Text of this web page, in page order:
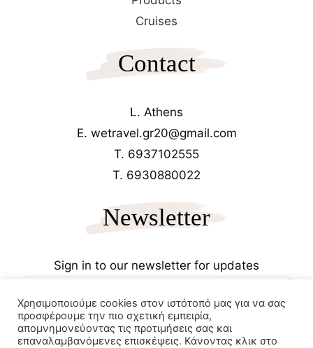
Cruises
Contact
L. Athens
E. wetravel.gr20@gmail.com
T. 6937102555
T. 6930880022
Newsletter
Sign in to our newsletter for updates
Χρησιμοποιούμε cookies στον ιστότοπό μας για να σας
προσφέρουμε την πιο σχετική εμπειρία,
απομνημονεύοντας τις προτιμήσεις σας και
επαναλαμβανόμενες επισκέψεις. Κάνοντας κλικ στο